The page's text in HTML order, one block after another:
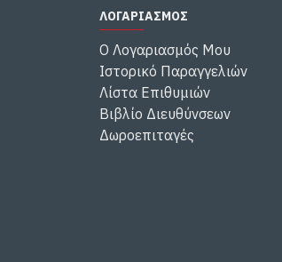
ΛΟΓΑΡΙΑΣΜΟΣ
Ο Λογαριασμός Μου
Ιστορικό Παραγγελιών
Λίστα Επιθυμιών
Βιβλίο Διευθύνσεων
Δωροεπιταγές